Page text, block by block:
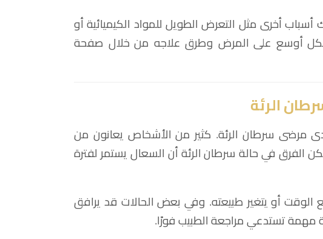
أخرى مثل التعرض الطويل للمواد الكيميائية أو
بشكل أوسع على المرض وطرق علاجه من خلال صفحة
الرئة
مرضى سرطان الرئة. كثير من الأشخاص يعانون من
لكن الفرق في حالة سرطان الرئة أن السعال يستمر لفترة
أو يتغير طبيعته. وفي بعض الحالات قد يرافق
مهمة تستدعي مراجعة الطبيب فورًا.